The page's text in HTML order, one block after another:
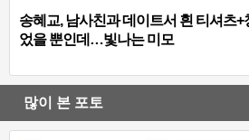
송혜교, 남사친과 데이트서 흰 티셔츠+
었을 뿐인데…빛나는 미모
많이 본 포토